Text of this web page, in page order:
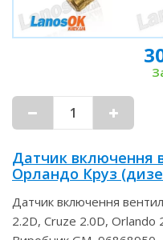
Датчик включення
Орландо Круз
Датчик включення
2.2D, Cruze 2.0D, Orlando